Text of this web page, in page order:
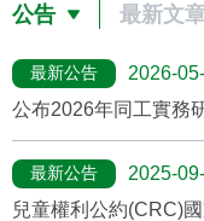
公告 最新文
最新公告
2026-
公布2026年同工實務
最新公告
2025-
兒童權利公約(CRC)